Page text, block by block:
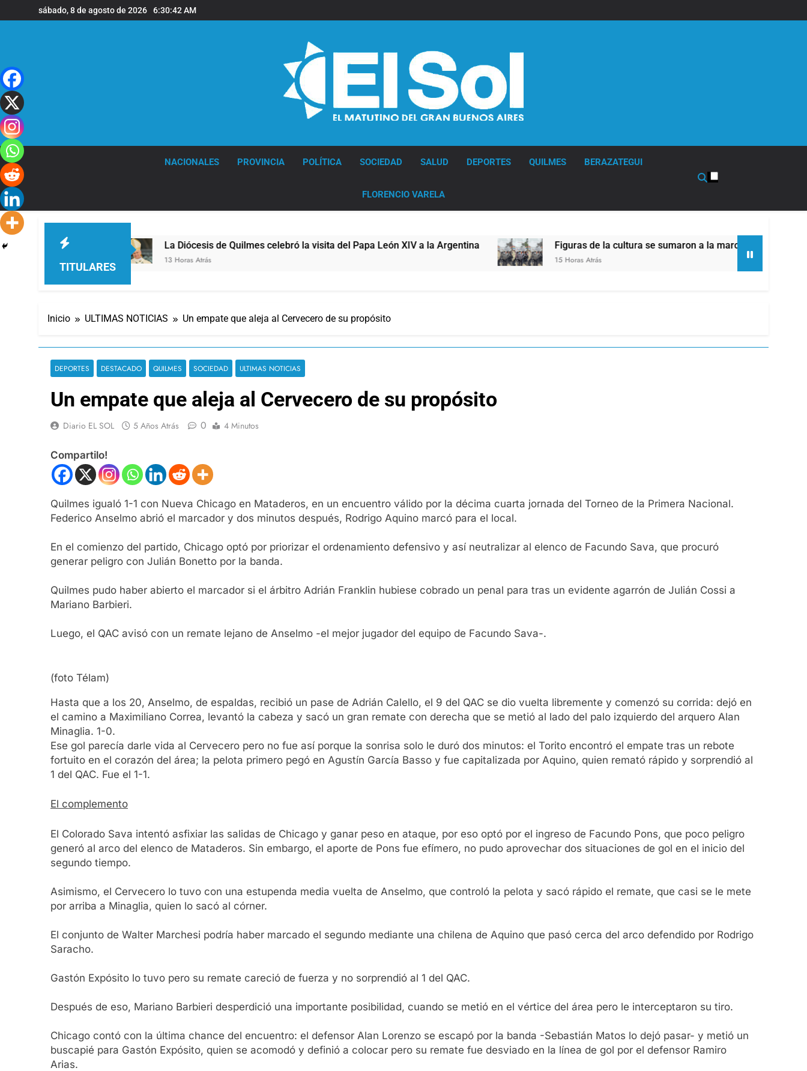
al
sábado, 8 de agosto de 2026 6:30:43 AM
NACIONALES PROVINCIA POLÍTICA SOCIEDAD SALUD DEPORTES QUILMES BERAZATEGUI
FLORENCIO VARELA
TITULARES
La Diócesis de Quilmes celebró la visita del Papa León XIV a la Argentina
13 Horas Atrás
Figuras de la cultura se sumaron a la marcha frente al Congreso
15 Horas Atrás
Inicio ULTIMAS NOTICIAS Un empate que aleja al Cervecero de su propósito
DEPORTES DESTACADO QUILMES SOCIEDAD ULTIMAS NOTICIAS
Un empate que aleja al Cervecero de su propósito
Diario EL SOL 5 Años Atrás 0 4 Minutos
Compartilo!
Quilmes igualó 1-1 con Nueva Chicago en Mataderos, en un encuentro válido por la décima cuarta jornada del Torneo de la Primera Nacional.
Federico Anselmo abrió el marcador y dos minutos después, Rodrigo Aquino marcó para el local.
En el comienzo del partido, Chicago optó por priorizar el ordenamiento defensivo y así neutralizar al elenco de Facundo Sava, que procuró
generar peligro con Julián Bonetto por la banda.
Quilmes pudo haber abierto el marcador si el árbitro Adrián Franklin hubiese cobrado un penal para tras un evidente agarrón de Julián Cossi a
Mariano Barbieri.
Luego, el QAC avisó con un remate lejano de Anselmo -el mejor jugador del equipo de Facundo Sava-.
(foto Télam)
Hasta que a los 20, Anselmo, de espaldas, recibió un pase de Adrián Calello, el 9 del QAC se dio vuelta libremente y comenzó su corrida: dejó en
el camino a Maximiliano Correa, levantó la cabeza y sacó un gran remate con derecha que se metió al lado del palo izquierdo del arquero Alan
Minaglia. 1-0.
Ese gol parecía darle vida al Cervecero pero no fue así porque la sonrisa solo le duró dos minutos: el Torito encontró el empate tras un rebote
fortuito en el corazón del área; la pelota primero pegó en Agustín García Basso y fue capitalizada por Aquino, quien remató rápido y sorprendió al
1 del QAC. Fue el 1-1.
El complemento
El Colorado Sava intentó asfixiar las salidas de Chicago y ganar peso en ataque, por eso optó por el ingreso de Facundo Pons, que poco peligro
generó al arco del elenco de Mataderos. Sin embargo, el aporte de Pons fue efímero, no pudo aprovechar dos situaciones de gol en el inicio del
segundo tiempo.
Asimismo, el Cervecero lo tuvo con una estupenda media vuelta de Anselmo, que controló la pelota y sacó rápido el remate, que casi se le mete
por arriba a Minaglia, quien lo sacó al córner.
El conjunto de Walter Marchesi podría haber marcado el segundo mediante una chilena de Aquino que pasó cerca del arco defendido por Rodrigo
Saracho.
Gastón Expósito lo tuvo pero su remate careció de fuerza y no sorprendió al 1 del QAC.
Después de eso, Mariano Barbieri desperdició una importante posibilidad, cuando se metió en el vértice del área pero le interceptaron su tiro.
Chicago contó con la última chance del encuentro: el defensor Alan Lorenzo se escapó por la banda -Sebastián Matos lo dejó pasar- y metió un
buscapié para Gastón Expósito, quien se acomodó y definió a colocar pero su remate fue desviado en la línea de gol por el defensor Ramiro
Arias.